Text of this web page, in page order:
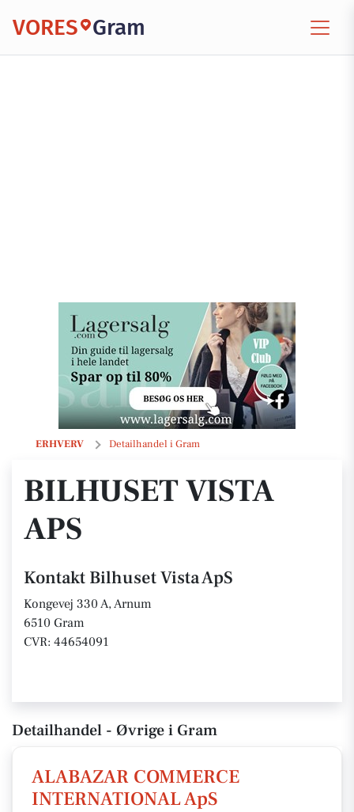
VORES Gram
ERHVERV Detailhandel i Gram
Bilhuset Vista ApS
BILHUSET VISTA
APS
Kontakt Bilhuset Vista ApS
Kongevej 330 A, Arnum
6510 Gram
CVR: 44654091
Detailhandel - Øvrige i Gram
ALABAZAR COMMERCE
INTERNATIONAL ApS